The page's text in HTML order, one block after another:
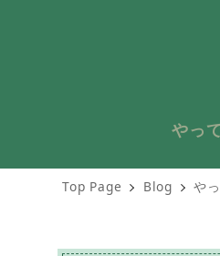
やっ
Top Page Blog や